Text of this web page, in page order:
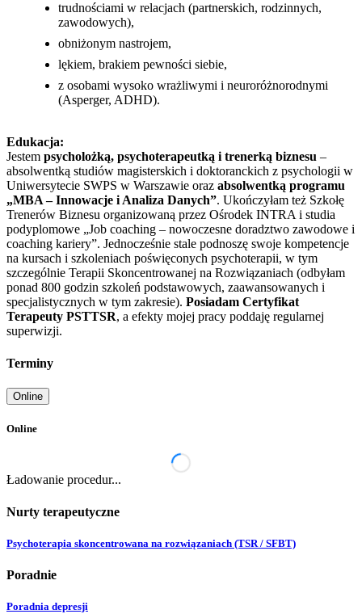
trudnościami w relacjach (partnerskich, rodzinnych,
zawodowych),
obniżonym nastrojem,
lękiem, brakiem pewności siebie,
z osobami wysoko wrażliwymi i neuroróżnorodnymi
(Asperger, ADHD).
Edukacja:
Jestem psycholożką, psychoterapeutką i trenerką biznesu –
absolwentką studiów magisterskich i doktoranckich z psychologii w
Uniwersytecie SWPS w Warszawie oraz absolwentką programu
„MBA – Innowacje i Analiza Danych”. Ukończyłam też Szkołę
Trenerów Biznesu organizowaną przez Ośrodek INTRA i studia
podyplomowe „Job coaching – nowoczesne doradztwo zawodowe i
coaching kariery”. Jednocześnie stale podnoszę swoje kompetencje
na kursach i szkoleniach poświęconych psychoterapii, w tym
szczególnie Terapii Skoncentrowanej na Rozwiązaniach (odbyłam
ponad 800 godzin szkoleń podstawowych, zaawansowanych i
specjalistycznych w tym zakresie). Posiadam Certyfikat
Terapeuty PSTTSR, a efekty mojej pracy poddaję regularnej
superwizji.
Terminy
Online
Online
Ładowanie procedur...
Nurty terapeutyczne
Psychoterapia skoncentrowana na rozwiązaniach (TSR / SFBT)
Poradnie
Poradnia depresji